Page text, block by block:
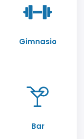
Gimnasio
Bar